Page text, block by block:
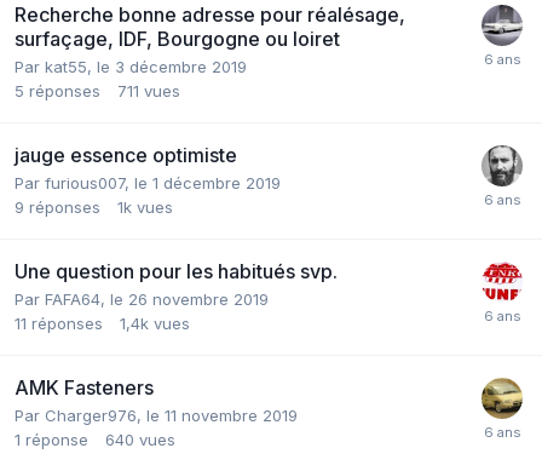
Recherche bonne adresse pour réalésage,
surfaçage, IDF, Bourgogne ou loiret
Par kat55, le 3 décembre 2019
5 réponses 711 vues
jauge essence optimiste
Par furious007, le 1 décembre 2019
9 réponses 1k vues
Une question pour les habitués svp.
Par FAFA64, le 26 novembre 2019
11 réponses 1,4k vues
AMK Fasteners
Par Charger976, le 11 novembre 2019
1 réponse 640 vues